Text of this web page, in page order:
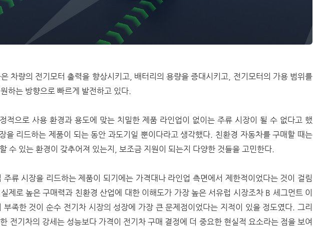
차량의 전기모터 출력을 향상시키고, 배터리의 용량을 증대시키고 전기모터의 가용 범위를
하는 방향으로 빠르게 발전하고 있다.
적으로 사용 환경과 용도에 맞는 치밀한 제품 라인업이 없이는 주류 시장이 될 수 없다고 했
을 리드하는 제품이 되는 동안 과도기일 뿐이다라고 생각했다. 친환경 자동차를 구매할 때는
수 있는 환경이 갖추어져 있는지, 보조금 지원이 되는지 다양한 것들을 고민한다.
류 시장을 리드하는 제품이 되기에는 가격대나 라인업 측면에서 제한적이었다는 것이 걸림
제로 높은 구매력과 친환경 산업에 대한 이해도가 가장 높은 서유럽 시장조차 B 세그먼트 이
족한 것이 순수 전기차 시장의 성장에 가장 큰 문제점이었다는 지적이 있을 정도였다. 그리
전기차의 강세는 성능보다 가격이 전기차 구매 결정에 더 중요한 현실적 요소라는 점을 보여